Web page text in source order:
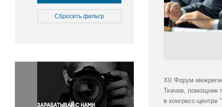
Культура
Медицина
Окружающая среда
Политика
Правосудие
Происшествия и конфликты
Сбросить фильтр
XII Форум
Ткачев, помощник
в конгресс-центре